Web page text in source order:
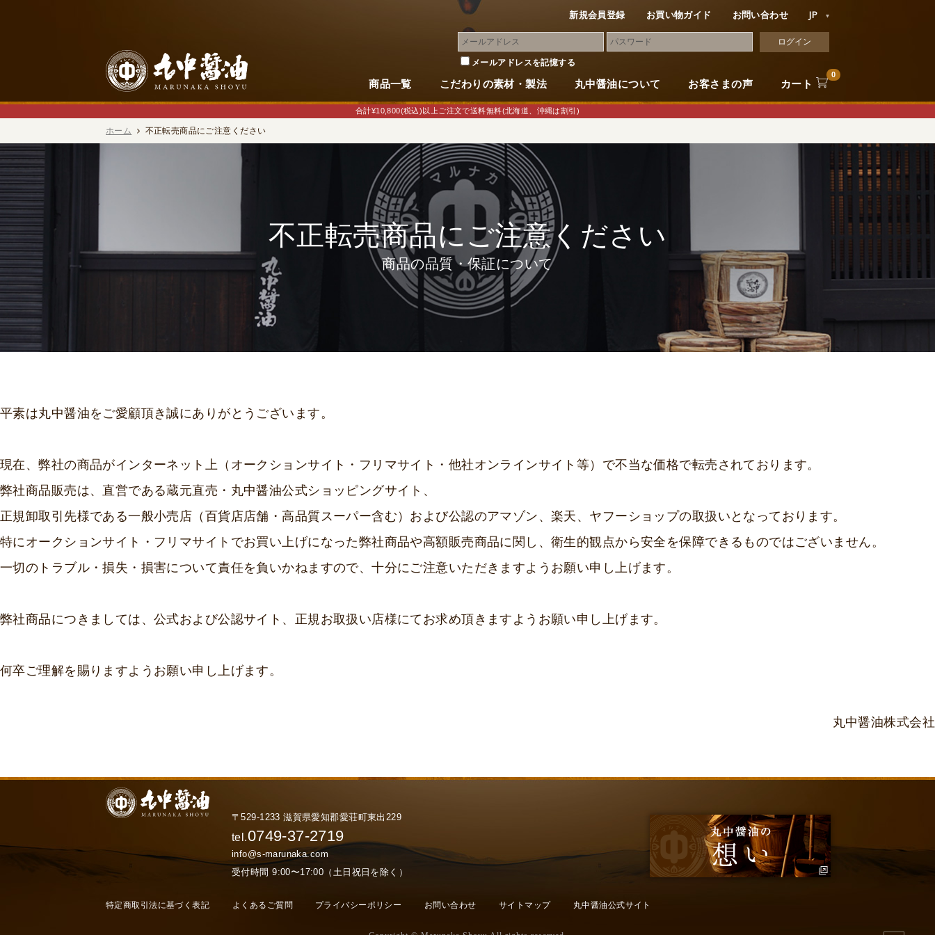
新規会員登録 お買い物ガイド お問い合わせ JP
メールアドレスを記憶する
商品一覧 こだわりの素材・製法 丸中醤油について お客さまの声 カート
0
合計¥10,800(税込)以上ご注文で送料無料(北海道、沖縄は割引)
ホーム 不正転売商品にご注意ください
不正転売商品にご注意ください
商品の品質・保証について
平素は丸中醤油をご愛顧頂き誠にありがとうございます。
現在、弊社の商品がインターネット上（オークションサイト・フリマサイト・他社オンラインサイト等）で不当な価格で転売されております。
弊社商品販売は、直営である蔵元直売・丸中醤油公式ショッピングサイト、
正規卸取引先様である一般小売店（百貨店店舗・高品質スーパー含む）および公認のアマゾン、楽天、ヤフーショップの取扱いとなっております。
特にオークションサイト・フリマサイトでお買い上げになった弊社商品や高額販売商品に関し、衛生的観点から安全を保障できるものではございません。
一切のトラブル・損失・損害について責任を負いかねますので、十分にご注意いただきますようお願い申し上げます。
弊社商品につきましては、公式および公認サイト、正規お取扱い店様にてお求め頂きますようお願い申し上げます。
何卒ご理解を賜りますようお願い申し上げます。
丸中醤油株式会社
〒529-1233 滋賀県愛知郡愛荘町東出229
tel.0749-37-2719
info@s-marunaka.com
受付時間 9:00〜17:00（土日祝日を除く）
特定商取引法に基づく表記 よくあるご質問 プライバシーポリシー お問い合わせ サイトマップ 丸中醤油公式サイト